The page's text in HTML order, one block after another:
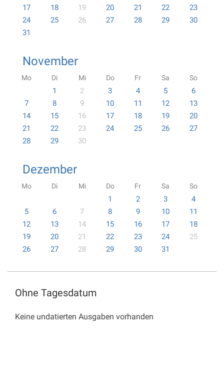
17
18 19 20 21 22
23
24
25 26 27 28 29
30
31
November
Mo Di Mi Do Fr Sa So
1 2 3 4 5
6
7
8 9 10 11 12
13
14
15 16 17 18 19
20
21
22 23 24 25 26
27
28
29 30
Dezember
Mo Di Mi Do Fr Sa So
1 2 3
4
5
6 7 8 9 10
11
12
13 14 15 16 17
18
19
20 21 22 23 24
25
26
27 28 29 30 31
Ohne Tagesdatum
Keine undatierten Ausgaben vorhanden